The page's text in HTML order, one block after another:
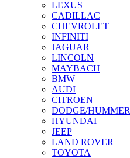
LEXUS
CADILLAC
CHEVROLET
INFINITI
JAGUAR
LINCOLN
MAYBACH
BMW
AUDI
CITROEN
DODGE/HUMMER
HYUNDAI
JEEP
LAND ROVER
TOYOTA